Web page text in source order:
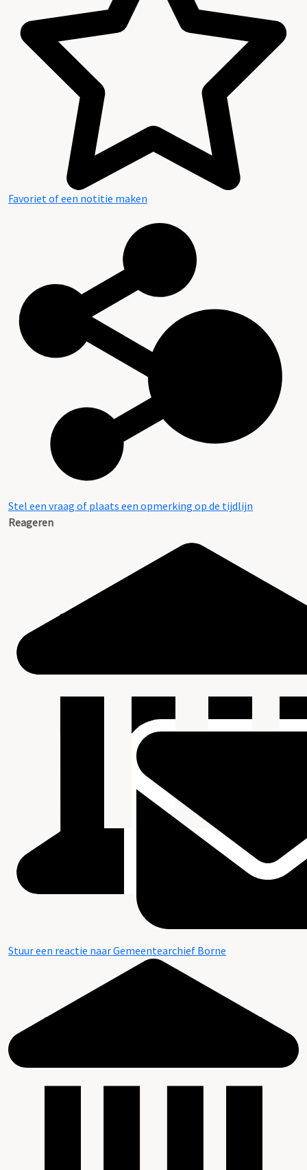
Favoriet of een notitie maken
Stel een vraag of plaats een opmerking op de tijdlijn
Reageren
Stuur een reactie naar Gemeentearchief Borne